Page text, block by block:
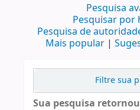
Pesquisa
Pesquisar por
Pesquisa de
Mais popular
Filtre sua
Sua pesquisa